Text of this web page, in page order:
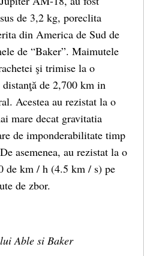
de 3,2 kg, poreclita
din America de Sud de
de “Baker”. Maimutele
şi trimise la o
de 2,700 km in
Acestea au rezistat la o
mare decat gravitatia
de imponderabilitate timp
asemenea, au rezistat la o
de km / h (4.5 km / s) pe
de zbor.
Able si Baker